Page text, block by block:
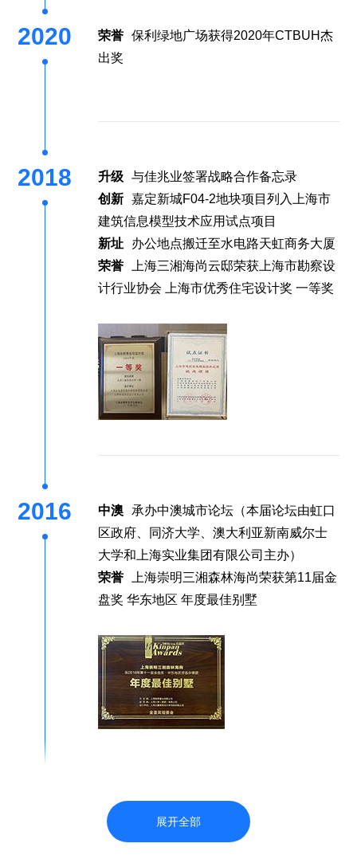
2020 荣誉
保利绿地广场获得2020年CTBUH杰
出奖
2018 升级
与佳兆业签署战略合作备忘录
创新
嘉定新城F04-2地块项目列入上海市
建筑信息模型技术应用试点项目
新址
办公地点搬迁至水电路天虹商务大厦
荣誉
上海三湘海尚云邸荣获上海市勘察设
计行业协会 上海市优秀住宅设计奖 一等奖
2016 中澳
承办中澳城市论坛（本届论坛由虹口
区政府、同济大学、澳大利亚新南威尔士
大学和上海实业集团有限公司主办）
荣誉
上海崇明三湘森林海尚荣获第11届金
盘奖 华东地区 年度最佳别墅
展开全部